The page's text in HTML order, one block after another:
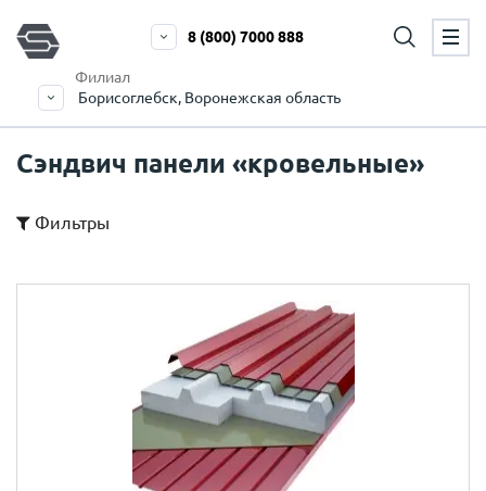
Филиал
Борисоглебск, Воронежская область
8 (800) 7000 888
Сэндвич панели «кровельные»
Фильтры